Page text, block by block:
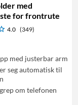
med
for frontrute
4.0 (349)
med justerbar arm
seg automatisk til
om telefonen